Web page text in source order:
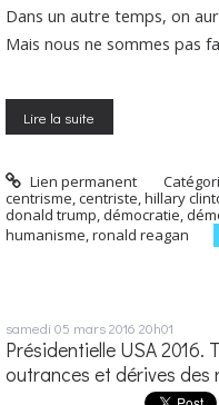
Dans un autre temps, on
Mais nous ne sommes pas
Lire la suite
Lien permanent
centrisme,centriste,hillary
donald trump, démocratie,
humanisme,ronald reagan
samedi 05 mars 2016 20h01
Présidentielle USA 2016.
outrances et dérives des